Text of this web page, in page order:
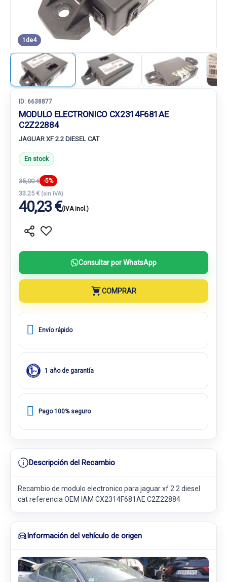
1 de4
ID: 6638877
MODULO ELECTRONICO CX2314F681AE
C2Z22884
JAGUAR XF 2.2 DIESEL CAT
En stock
35,00 € -5%
33.25 € (sin IVA)
40,23 €(IVA incl.)
Consultar por WhatsApp
COMPRAR
Envío rápido
1 año de garantía
Pago 100% seguro
Descripción del Recambio
Recambio de modulo electronico para jaguar xf 2.2 diesel
cat referencia OEM IAM CX2314F681AE C2Z22884
Información del vehículo de origen